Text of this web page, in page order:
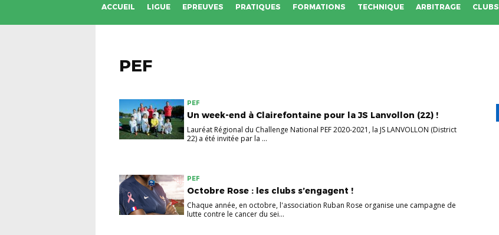
ACCUEIL LIGUE EPREUVES PRATIQUES FORMATIONS TECHNIQUE ARBITRAGE CLUBS
PEF
PEF
Un week-end à Clairefontaine pour la JS Lanvollon (22) !
Lauréat Régional du Challenge National PEF 2020-2021, la JS LANVOLLON (District
22) a été invitée par la ...
PEF
Octobre Rose : les clubs s’engagent !
Chaque année, en octobre, l'association Ruban Rose organise une campagne de
lutte contre le cancer du sei...